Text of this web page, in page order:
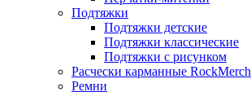
Подтяжки
Подтяжки детские
Подтяжки классические
Подтяжки с рисунком
Расчески карманные RockMerch
Ремни